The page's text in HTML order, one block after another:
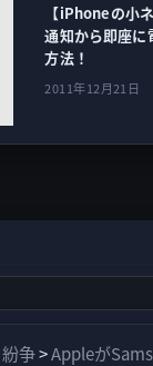
【iPhoneの小
通知から即座に
方法！
2011年12月21日
紛争>Appleが